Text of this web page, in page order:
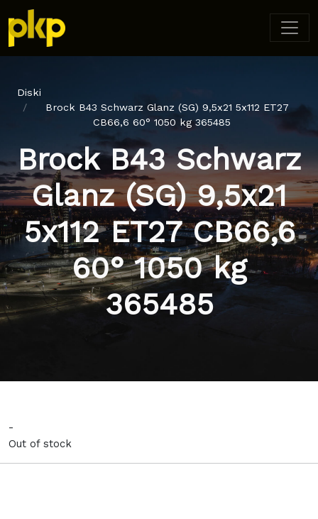
Diski
Brock B43 Schwarz Glanz (SG) 9,5x21 5x112 ET27
CB66,6 60° 1050 kg 365485
Brock B43 Schwarz
Glanz (SG) 9,5x21
5x112 ET27 CB66,6
60° 1050 kg
365485
-
Out of stock